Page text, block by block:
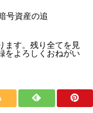
号資産の追
ます。残り全てを見
をよろしくおねがい